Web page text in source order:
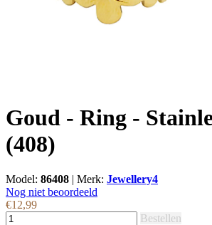
Goud - Ring -
(408)
Model: 86408 | Merk: Jewellery4
Nog niet beoordeeld
€12,99
Bestellen